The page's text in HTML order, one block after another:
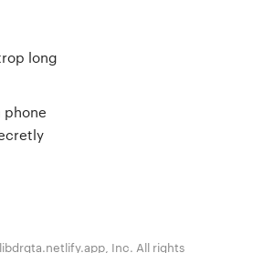
long
phone
Inc. All rights